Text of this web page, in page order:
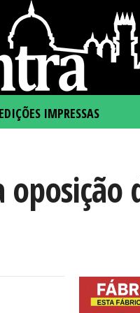
EDIÇÕES IMPRESSAS